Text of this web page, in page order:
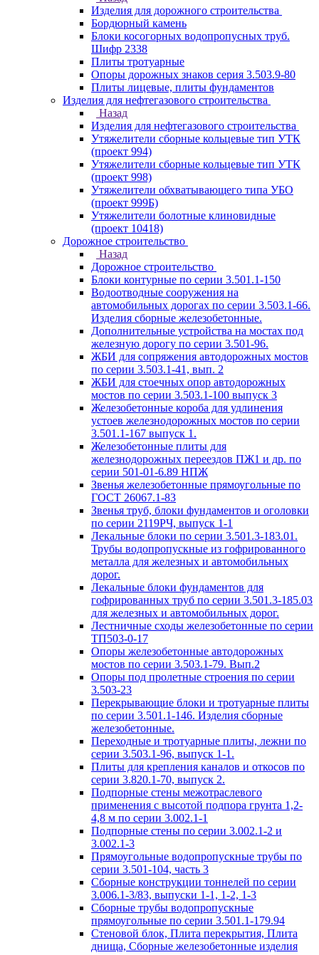
Изделия для дорожного строительства
Бордюрный камень
Блоки косогорных водопропусных труб.
Шифр 2338
Плиты тротуарные
Опоры дорожных знаков серия 3.503.9-80
Плиты лицевые, плиты фундаментов
Изделия для нефтегазового строительства
Назад
Изделия для нефтегазового строительства
Утяжелители сборные кольцевые тип УТК
(проект 994)
Утяжелители сборные кольцевые тип УТК
(проект 998)
Утяжелители обхватывающего типа УБО
(проект 999Б)
Утяжелители болотные клиновидные
(проект 10418)
Дорожное строительство
Назад
Дорожное строительство
Блоки контурные по серии 3.501.1-150
Водоотводные сооружения на
автомобильных дорогах по серии 3.503.1-66.
Изделия сборные железобетонные.
Дополнительные устройства на мостах под
железную дорогу по серии 3.501-96.
ЖБИ для сопряжения автодорожных мостов
по серии 3.503.1-41, вып. 2
ЖБИ для стоечных опор автодорожных
мостов по серии 3.503.1-100 выпуск 3
Железобетонные короба для удлинения
устоев железнодорожных мостов по серии
3.501.1-167 выпуск 1.
Железобетонные плиты для
железнодорожных переездов ПЖ1 и др. по
серии 501-01-6.89 НПЖ
Звенья железобетонные прямоугольные по
ГОСТ 26067.1-83
Звенья труб, блоки фундаментов и оголовки
по серии 2119РЧ, выпуск 1-1
Лекальные блоки по серии 3.501.3-183.01.
Трубы водопропускные из гофрированного
металла для железных и автомобильных
дорог.
Лекальные блоки фундаментов для
гофрированных труб по серии 3.501.3-185.03
для железных и автомобильных дорог.
Лестничные сходы железобетонные по серии
ТП503-0-17
Опоры железобетонные автодорожных
мостов по серии 3.503.1-79. Вып.2
Опоры под пролетные строения по серии
3.503-23
Перекрывающие блоки и тротуарные плиты
по серии 3.501.1-146. Изделия сборные
железобетонные.
Переходные и тротуарные плиты, лежни по
серии 3.503.1-96, выпуск 1-1.
Плиты для крепления каналов и откосов по
серии 3.820.1-70, выпуск 2.
Подпорные стены межотраслевого
применения с высотой подпора грунта 1,2-
4,8 м по серии 3.002.1-1
Подпорные стены по серии 3.002.1-2 и
3.002.1-3
Прямоугольные водопропускные трубы по
серии 3.501-104, часть 3
Сборные конструкции тоннелей по серии
3.006.1-3/83, выпуски 1-1, 1-2, 1-3
Сборные трубы водопропускные
прямоугольные по серии 3.501.1-179.94
Стеновой блок, Плита перекрытия, Плита
днища, Сборные железобетонные изделия